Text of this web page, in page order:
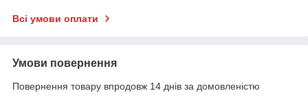
Всі умови оплати
Умови повернення
Повернення товару впродовж 14 днів за домовленістю